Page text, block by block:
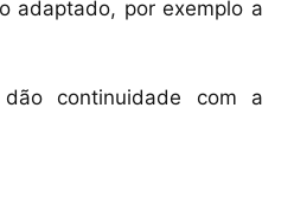
adaptado, por exemplo a
continuidade com a